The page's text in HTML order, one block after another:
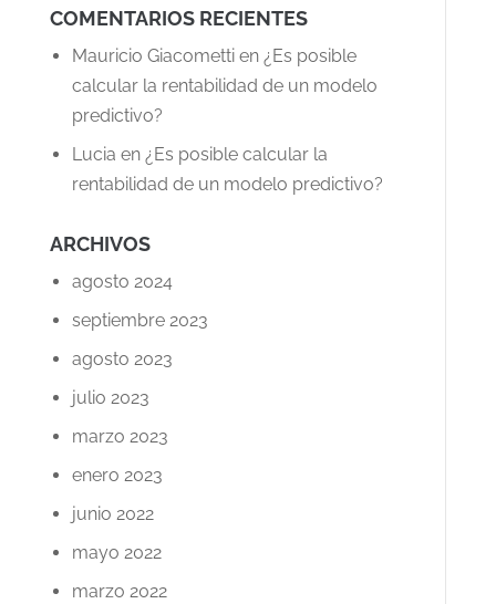
COMENTARIOS RECIENTES
Mauricio Giacomettien ¿Es posible
calcular la rentabilidad de un modelo
predictivo?
Lucia en ¿Es posible calcular la
rentabilidad de un modelo predictivo?
ARCHIVOS
agosto 2024
septiembre 2023
agosto 2023
julio 2023
marzo 2023
enero 2023
junio 2022
mayo 2022
marzo 2022